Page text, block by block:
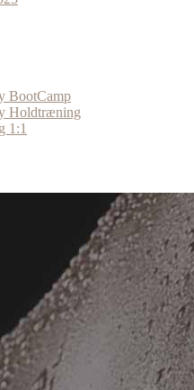
BootCamp
Holdtræning
1:1